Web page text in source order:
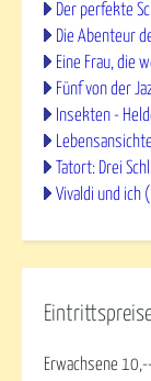
Der perfekte
Die Abenteur
Eine Frau, die
Fünf von der
Insekten -
Tatort: Drei
Vivaldi und ich
Erwachsene